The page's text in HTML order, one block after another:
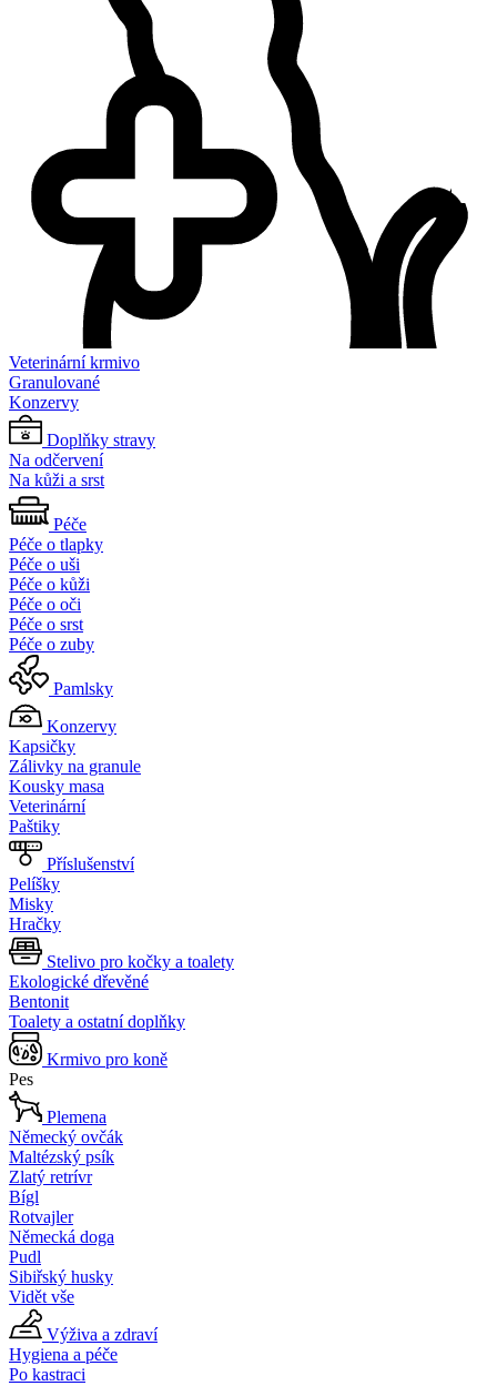
Veterinární krmivo
Granulované
Konzervy
Doplňky stravy
Na odčervení
Na kůži a srst
Péče
Péče o tlapky
Péče o uši
Péče o kůži
Péče o oči
Péče o srst
Péče o zuby
Pamlsky
Konzervy
Kapsičky
Zálivky na granule
Kousky masa
Veterinární
Paštiky
Příslušenství
Pelíšky
Misky
Hračky
Stelivo pro kočky a toalety
Ekologické dřevěné
Bentonit
Toalety a ostatní doplňky
Krmivo pro koně
Pes
Plemena
Německý ovčák
Maltézský psík
Zlatý retrívr
Bígl
Rotvajler
Německá doga
Pudl
Sibiřský husky
Vidět vše
Výživa a zdraví
Hygiena a péče
Po kastraci